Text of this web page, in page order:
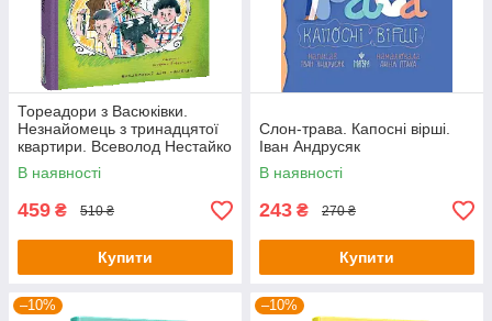
Тореадори з Васюківки.
Незнайомець з тринадцятої
квартири. Всеволод Нестайко
В наявності
459 ₴ 510 ₴
Купити
Слон-трава. Капосні вірші.
Іван Андрусяк
В наявності
243 ₴ 270 ₴
Купити
–10% –10%